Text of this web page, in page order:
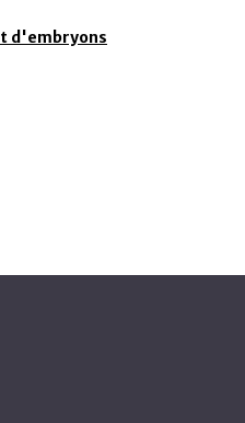
d'embryons